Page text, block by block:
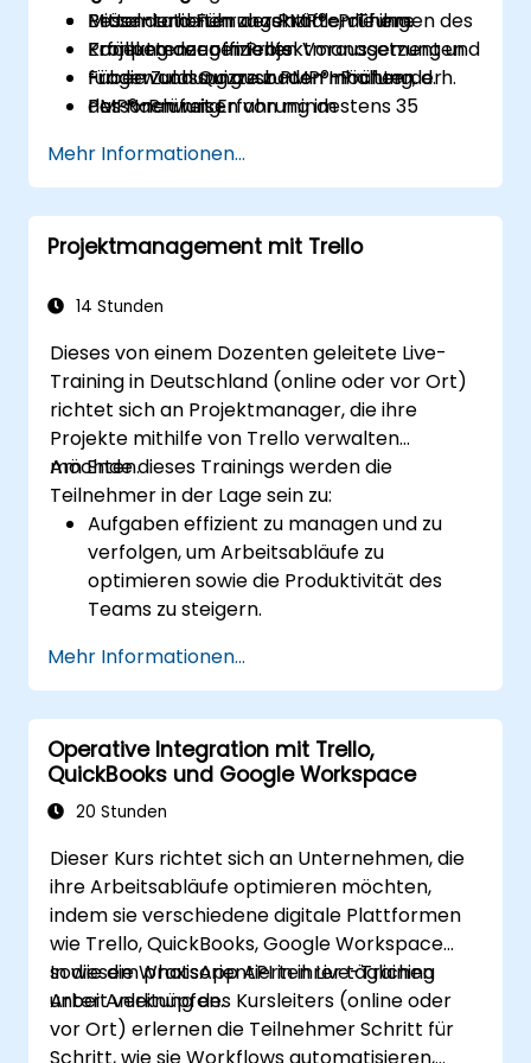
Mittel- und Führungskräfte, die ihre
Kompetenzen in Projektmanagement und
-überwachung ausbauen möchten.
Personen mit Erfahrung im
weiterentwickeln wollen.
Besonderheiten der PMP®-Prüfung.
Erfüllung der offiziellen Voraussetzungen
für die Zulassung zur PMP®-Prüfung, d. h.
das Nachweisen von mindestens 35
Kennenlernen bewährter Praktiken,
Techniken und Werkzeuge des
Projektmanagements.
Präsentationen zu zentralen Themen des
Projektmanagements
Fragen und Quizze zu den Inhalten der
PMP®-Prüfung
PMP®-Zertifizierungsprüfung
Mehr Informationen...
Projektmanagement mit Trello
14 Stunden
Dieses von einem Dozenten geleitete Live-
Training in Deutschland (online oder vor Ort)
richtet sich an Projektmanager, die ihre
Projekte mithilfe von Trello verwalten
möchten.
Am Ende dieses Trainings werden die
Teilnehmer in der Lage sein zu:
Aufgaben effizient zu managen und zu
verfolgen, um Arbeitsabläufe zu
optimieren sowie die Produktivität des
Teams zu steigern.
einzurichten, die nicht im Standard-Trello
enthalten sind, um komplexe Projekte
nachzuverfolgen.
Mehrere Projekte mit Trello zu
organisieren.
Mehr Informationen...
Operative Integration mit Trello,
QuickBooks und Google Workspace
20 Stunden
Dieser Kurs richtet sich an Unternehmen, die
ihre Arbeitsabläufe optimieren möchten,
indem sie verschiedene digitale Plattformen
wie Trello, QuickBooks, Google Workspace
sowie die WhatsApp API in ihrer täglichen
Arbeit verknüpfen.
In diesem praxisorientierten Live-Training
unter Anleitung des Kursleiters (online oder
vor Ort) erlernen die Teilnehmer Schritt für
Schritt, wie sie Workflows automatisieren,